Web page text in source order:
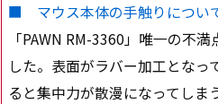
■ マウス本体の手触りについ
「PAWN RM-3360」唯一の不
した。表面がラバー加工とな
ると集中力が散漫になってしま